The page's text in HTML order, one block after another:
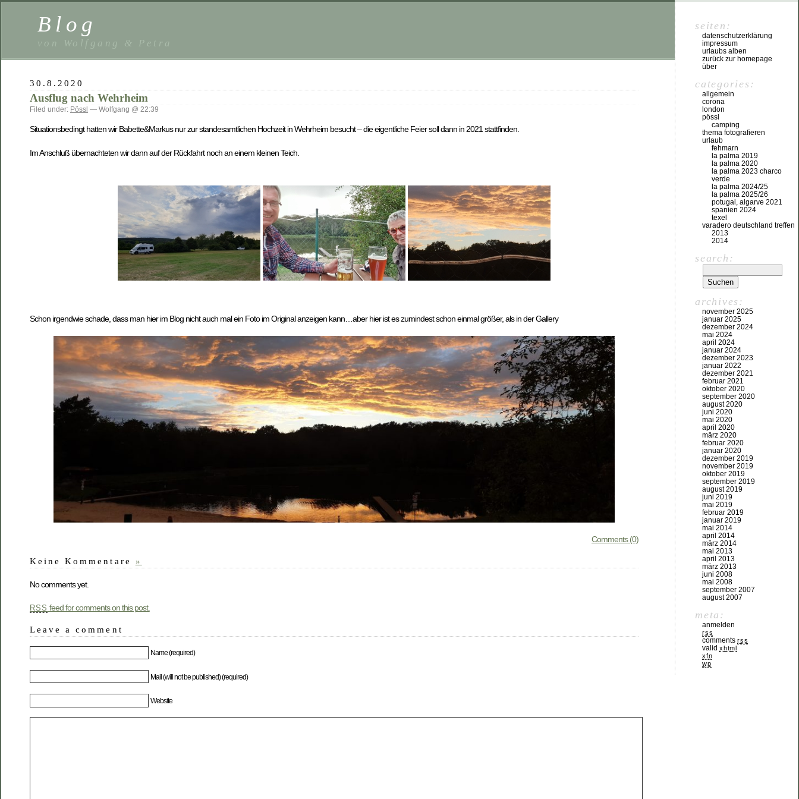
Blog
von Wolfgang & Petra
30.8.2020
Ausflug nach Wehrheim
Filed under: Pössl — Wolfgang @ 22:39
Situationsbedingt hatten wir Babette&Markus nur zur standesamtlichen Hochzeit in Wehrheim besucht – die eigentliche Feier soll dann in 2021 stattfinden.
Im Anschluß übernachteten wir dann auf der Rückfahrt noch an einem kleinen Teich.
Schon irgendwie schade, dass man hier im Blog nicht auch mal ein Foto im Original anzeigen kann…aber hier ist es zumindest schon einmal größer, als in der Gallery
Comments (0)
Keine Kommentare »
No comments yet.
RSS feed for comments on this post.
Leave a comment
Name (required)
Mail (will not be published) (required)
Website
seiten:
datenschutzerklärung
impressum
urlaubs alben
zurück zur homepage
über
categories:
allgemein
corona
london
pössl
camping
thema fotografieren
urlaub
fehmarn
la palma 2019
la palma 2020
la palma 2023 charco
verde
la palma 2024/25
la palma 2025/26
potugal, algarve 2021
spanien 2024
texel
varadero deutschland treffen
2013
2014
search:
archives:
november 2025
januar 2025
dezember 2024
mai 2024
april 2024
januar 2024
dezember 2023
januar 2022
dezember 2021
februar 2021
oktober 2020
september 2020
august 2020
juni 2020
mai 2020
april 2020
märz 2020
februar 2020
januar 2020
dezember 2019
november 2019
oktober 2019
september 2019
august 2019
juni 2019
mai 2019
februar 2019
januar 2019
mai 2014
april 2014
märz 2014
mai 2013
april 2013
märz 2013
juni 2008
mai 2008
september 2007
august 2007
meta:
anmelden
rss
comments rss
valid xhtml
xfn
wp